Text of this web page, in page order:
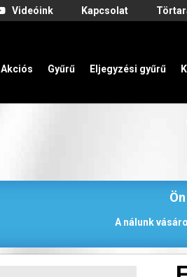
Videóink Kapcsolat
Akciós Gyűrű Eljegyzési gyűrű
A nálunk